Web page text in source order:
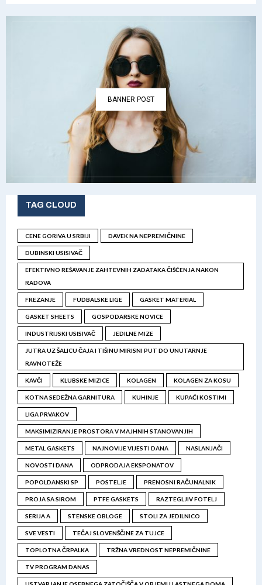
BANNER POST
TAG CLOUD
CENE GORIVA U SRBIJI DAVEK NA NEPREMIČNINE
DUBINSKI USISIVAČ
EFEKTIVNO REŠAVANJE ZAHTEVNIH ZADATAKA ČIŠĆENJA NAKON
RADOVA
FREZANJE FUDBALSKE LIGE GASKET MATERIAL
GASKET SHEETS GOSPODARSKE NOVICE
INDUSTRIJSKI USISIVAČ JEDILNE MIZE
JUTRA UZ ŠALICU ČAJA I TIŠINU MIRISNI PUT DO UNUTARNJE
RAVNOTEŽE
KAVČI KLUBSKE MIZICE KOLAGEN KOLAGEN ZA KOSU
KOTNA SEDEŽNA GARNITURA KUHINJE KUPAĆI KOSTIMI
LIGA PRVAKOV
MAKSIMIZIRANJE PROSTORA V MAJHNIH STANOVANJIH
METAL GASKETS NAJNOVIJE VIJESTI DANA NASLANJAČI
NOVOSTI DANA ODPRODAJA EKSPONATOV
POPOLDANSKI SP POSTELJE PRENOSNI RAČUNALNIK
PROJA SA SIROM PTFE GASKETS RAZTEGLJIV FOTELJ
SERIJA A STENSKE OBLOGE STOLI ZA JEDILNICO
SVE VESTI TEČAJ SLOVENŠČINE ZA TUJCE
TOPLOTNA ČRPALKA TRŽNA VREDNOST NEPREMIČNINE
TV PROGRAM DANAS